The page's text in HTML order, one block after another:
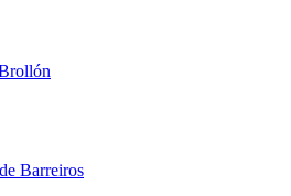
Barreiros